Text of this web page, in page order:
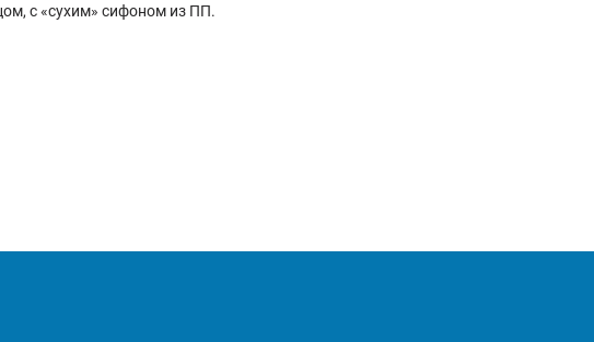
с «сухим» сифоном из ПП.